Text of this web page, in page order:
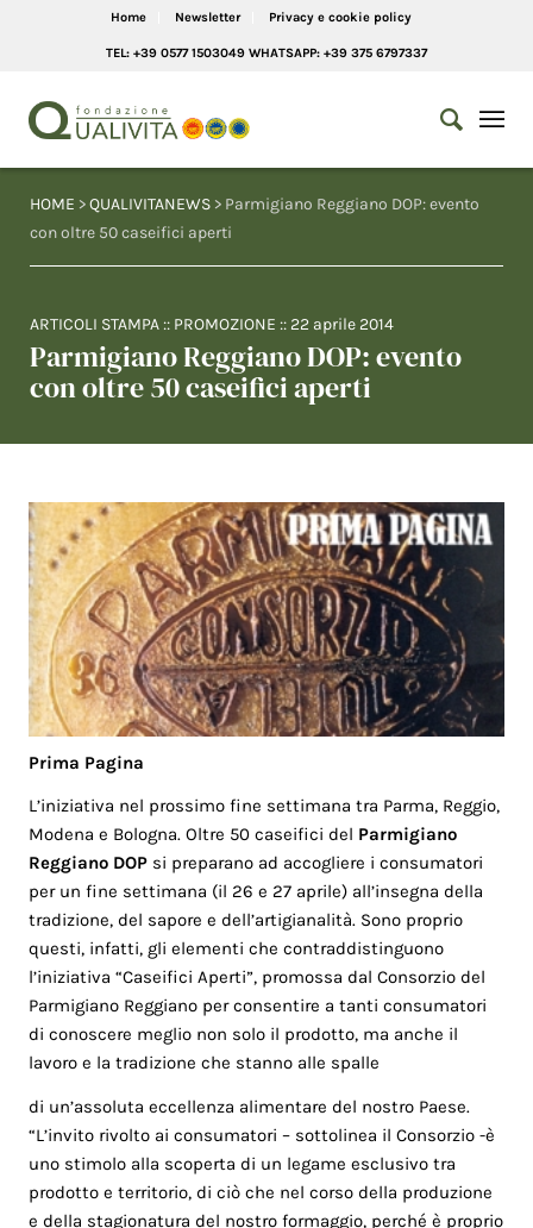
Home Newsletter Privacy e cookie policy
TEL: +39 0577 1503049 WHATSAPP: +39 375 6797337
HOME >QUALIVITANEWS > Parmigiano Reggiano DOP: evento
con oltre 50 caseifici aperti
ARTICOLI STAMPA :: PROMOZIONE :: 22 aprile 2014
Parmigiano Reggiano DOP: evento
con oltre 50 caseifici aperti
Prima Pagina
L’iniziativa nel prossimo fine settimana tra Parma, Reggio,
Modena e Bologna. Oltre 50 caseifici del Parmigiano
Reggiano DOP si preparano ad accogliere i consumatori
per un fine settimana (il 26 e 27 aprile) all’insegna della
tradizione, del sapore e dell’artigianalità. Sono proprio
questi, infatti, gli elementi che contraddistinguono
l’iniziativa “Caseifici Aperti”, promossa dal Consorzio del
Parmigiano Reggiano per consentire a tanti consumatori
di conoscere meglio non solo il prodotto, ma anche il
lavoro e la tradizione che stanno alle spalle
di un’assoluta eccellenza alimentare del nostro Paese.
“L’invito rivolto ai consumatori – sottolinea il Consorzio -è
uno stimolo alla scoperta di un legame esclusivo tra
prodotto e territorio, di ciò che nel corso della produzione
e della stagionatura del nostro formaggio, perché è proprio